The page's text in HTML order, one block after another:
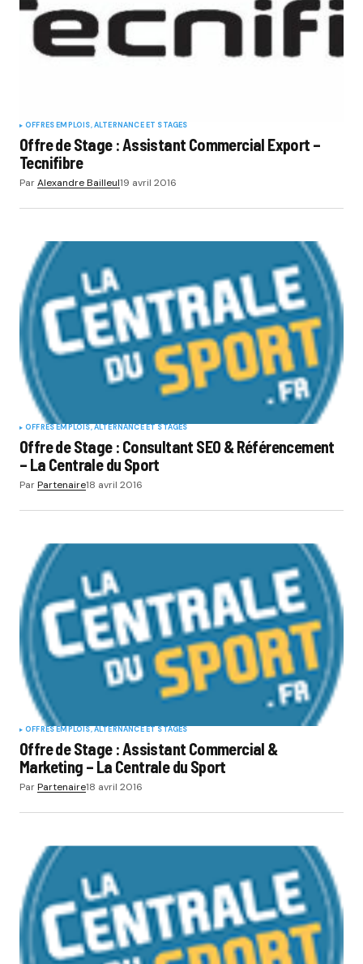
OFFRES EMPLOIS, ALTERNANCE ET STAGES
Offre de Stage : Assistant Commercial Export –
Tecnifibre
ParAlexandre Bailleul19 avril 2016
OFFRES EMPLOIS, ALTERNANCE ET STAGES
Offre de Stage : Consultant SEO & Référencement
– La Centrale du Sport
ParPartenaire18 avril 2016
OFFRES EMPLOIS, ALTERNANCE ET STAGES
Offre de Stage : Assistant Commercial &
Marketing – La Centrale du Sport
ParPartenaire18 avril 2016